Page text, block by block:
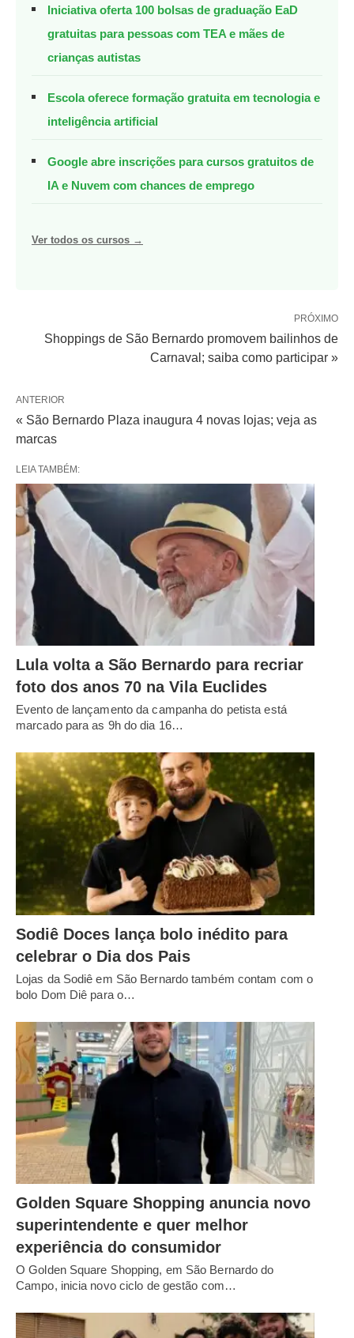
Iniciativa oferta 100 bolsas de graduação EaD
gratuitas para pessoas com TEA e mães de
crianças autistas
Escola oferece formação gratuita em tecnologia e
inteligência artificial
Google abre inscrições para cursos gratuitos de
IA e Nuvem com chances de emprego
Ver todos os cursos →
PRÓXIMO
Shoppings de São Bernardo promovem bailinhos de
Carnaval; saiba como participar »
ANTERIOR
« São Bernardo Plaza inaugura 4 novas lojas; veja as
marcas
LEIA TAMBÉM:
Lula volta a São Bernardo para recriar
foto dos anos 70 na Vila Euclides
Evento de lançamento da campanha do petista está
marcado para as 9h do dia 16…
Sodiê Doces lança bolo inédito para
celebrar o Dia dos Pais
Lojas da Sodiê em São Bernardo também contam com o
bolo Dom Diê para o…
Golden Square Shopping anuncia novo
superintendente e quer melhor
experiência do consumidor
O Golden Square Shopping, em São Bernardo do
Campo, inicia novo ciclo de gestão com…